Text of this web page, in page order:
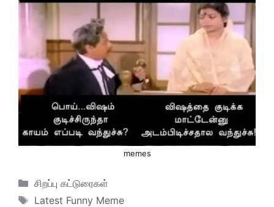
memes
Categories
சிறப்பு கட்டுரைகள்
Tags
Latest Funny Meme